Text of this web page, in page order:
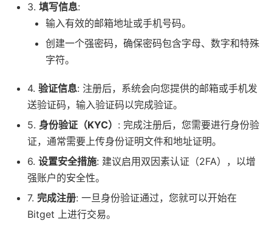
3. 填写信息:
输入有效的邮箱地址或手机号码。
创建一个强密码，确保密码包含字母、数字和特殊
字符。
4. 验证信息: 注册后，系统会向您提供的邮箱或手机发
送验证码，输入验证码以完成验证。
5. 身份验证（KYC） : 完成注册后，您需要进行身份验
证，通常需要上传身份证明文件和地址证明。
6. 设置安全措施: 建议启用双因素认证（2FA），以增
强账户的安全性。
7. 完成注册: 一旦身份验证通过，您就可以开始在
Bitget 上进行交易。